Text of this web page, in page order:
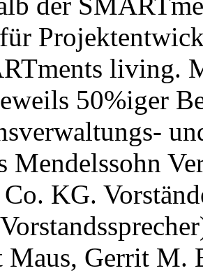
living.
50%iger
Mendelssohn
KG.
Maus, Gerrit M.